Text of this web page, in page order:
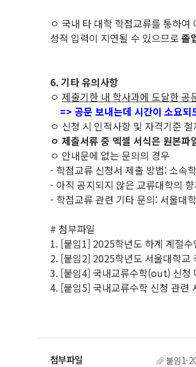
ㅇ 국내 타 대학 학점교류를 통하
성적 입력이 지연될 수 있으므로 졸
6. 기타 유의사항
ㅇ 제출기한 내 학사과에 도달한 공
=> 공문 보내는데 시간이 소요되
ㅇ 신청 시 인적사항 및 자격기준
ㅇ 제출서류 중 엑셀 서식은 원본
ㅇ 안내문에 없는 문의의 경우
- 학점교류 신청서 제출 방법: 소속
- 아직 공지되지 않은 교류대학의
- 학점교류 관련 기타 문의: 서울
# 첨부파일
1. [붙임1] 2025학년도 하계 계절
2. [붙임2] 2025학년도 서울대학교
3. [붙임4] 국내교류수학(out) 신청
4. [붙임5] 국내교류수학 신청 관련
붙임1-